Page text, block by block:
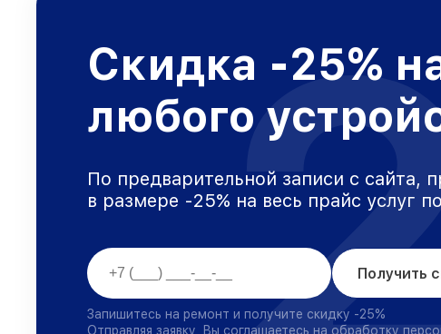
Скидка -25%
любого
По предварительной записи с сайта,
в размере -25% на весь прайс услуг
Получить
Запишитесь на ремонт и получите скидку -25%
Отправляя заявку, Вы соглашаетесь на обработку